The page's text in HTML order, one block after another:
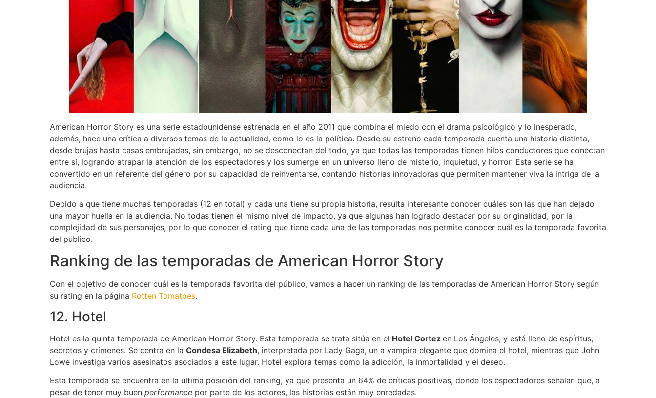
American Horror Story es una serie estadounidense estrenada en el año 2011 que combina el miedo con el drama psicológico y lo inesperado,
además, hace una crítica a diversos temas de la actualidad, como lo es la política. Desde su estreno cada temporada cuenta una historia distinta,
desde brujas hasta casas embrujadas, sin embargo, no se desconectan del todo, ya que todas las temporadas tienen hilos conductores que conectan
entre sí, logrando atrapar la atención de los espectadores y los sumerge en un universo lleno de misterio, inquietud, y horror. Esta serie se ha
convertido en un referente del género por su capacidad de reinventarse, contando historias innovadoras que permiten mantener viva la intriga de la
audiencia.
Debido a que tiene muchas temporadas (12 en total) y cada una tiene su propia historia, resulta interesante conocer cuáles son las que han dejado
una mayor huella en la audiencia. No todas tienen el mismo nivel de impacto, ya que algunas han logrado destacar por su originalidad, por la
complejidad de sus personajes, por lo que conocer el rating que tiene cada una de las temporadas nos permite conocer cuál es la temporada favorita
del público.
Ranking de las temporadas de American Horror Story
Con el objetivo de conocer cuál es la temporada favorita del público, vamos a hacer un ranking de las temporadas de American Horror Story según
su rating en la página Rotten Tomatoes.
12. Hotel
Hotel es la quinta temporada de American Horror Story. Esta temporada se trata sitúa en el Hotel Cortez en Los Ángeles, y está lleno de espíritus,
secretos y crímenes. Se centra en la Condesa Elizabeth, interpretada por Lady Gaga, un a vampira elegante que domina el hotel, mientras que John
Lowe investiga varios asesinatos asociados a este lugar. Hotel explora temas como la adicción, la inmortalidad y el deseo.
Esta temporada se encuentra en la última posición del ranking, ya que presenta un 64% de críticas positivas, donde los espectadores señalan que, a
pesar de tener muy buen performance por parte de los actores, las historias están muy enredadas.